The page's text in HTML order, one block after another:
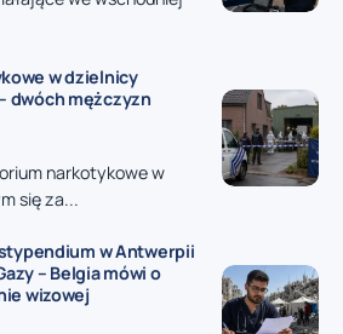
w dzielnicy
dwóch mężczyzn
narkotykowe w
się za...
w Antwerpii
– Belgia mówi o
wizowej